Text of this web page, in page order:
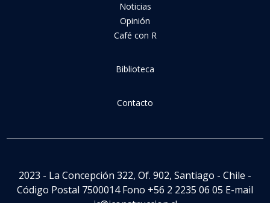
Noticias
Opinión
Café con R
Biblioteca
Contacto
2023 - La Concepción 322, Of. 902, Santiago - Chile -
Código Postal 7500014 Fono +56 2 2235 06 05 E-mail